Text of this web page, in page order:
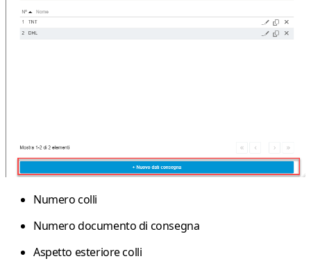
Numero colli
Numero documento di consegna
Aspetto esteriore colli